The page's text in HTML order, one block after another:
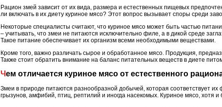
Рацион змей зависит от их вида, размера и естественных пищевых
ли включать в их диету куриное мясо? Этот вопрос вызывает споры среди
Некоторые специалисты считают, что куриное мясо может быть частью
– учитывать, что змеи не питаются исключительно филе, а в дикой среде
Такое питание обеспечивает их организм всеми необходимыми веществами.
Кроме того, важно различать сырое и обработанное мясо. Продукция,
Также стоит обратить внимание на баланс питательных веществ в диете
Чем отличается куриное мясо от естественного
Змеи в природе питаются разнообразной добычей, которая соответствует
грызунов, амфибий, птиц, рептилий и иногда насекомых. Куриное мясо, хотя и